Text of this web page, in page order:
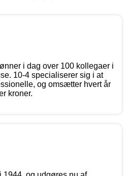
i dag over 100 kollegaer i
10-4 specialiserer sig i at
og omsætter hvert år
kroner.